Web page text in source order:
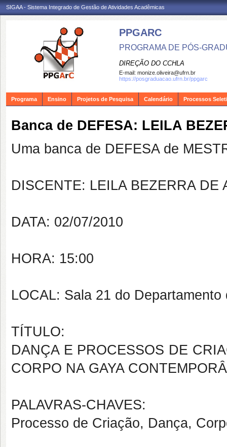
SIGAA - Sistema Integrado de Gestão de Atividades Acadêmicas
PPGARC
PROGRAMA DE PÓS-
DIREÇÃO DO CCHLA
E-mail: monize.oliveira@ufrn.br
https://posgraduacao.ufrn.br/ppgarc
Programa Ensino Projetos de Pesquisa Calendário Processos
Banca de DEFESA: LEILA
Uma banca de DEFESA de
DISCENTE: LEILA BEZERRA DE
DATA: 02/07/2010
HORA: 15:00
LOCAL: Sala 21 do Departamento
TÍTULO:
DANÇA E PROCESSOS DE
CORPO NA GAYA
PALAVRAS-CHAVES:
Processo de Criação, Dança,